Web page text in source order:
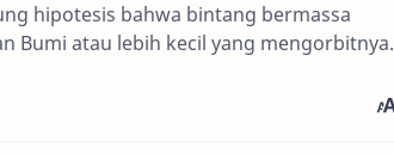
hipotesis bahwa bintang bermassa
Bumi atau lebih kecil yang mengorbitnya.